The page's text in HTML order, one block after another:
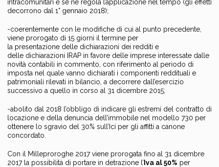
intracomunitari e se ne regola l’applicazione nel tempo (gli effetti
decorrono dal 1° gennaio 2018);
-coerentemente con le modifiche di cui al punto precedente,
viene prorogato di 15 giorni il termine per
la presentazione delle dichiarazioni dei redditi e
delle dichiarazioni IRAP in favore delle imprese interessate dalle
novità contabili in commento, con riferimento al periodo di
imposta nel quale vanno dichiarati i componenti reddituali e
patrimoniali rilevati in bilancio, a decorrere dall’esercizio
successivo a quello in corso al 31 dicembre 2015;
-abolito dal 2018 l’obbligo di indicare gli estremi del contratto di
locazione e della denuncia dell’immobile nel modello 730 per
ottenere lo sgravio del 30% sull’Ici per gli affitti a canone
concordato.
Con il Milleproroghe 2017 viene prorogata fino al 31 dicembre
2017 la possibilità di portare in detrazione l’ Iva al 50% per